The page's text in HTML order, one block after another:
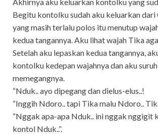
Begitu kontolku sudah aku keluarkan
yang masih terlalu polos itu menutup
kedua tangannya. Aku lihat wajah Tika
Setelah aku lepaskan kedua tangannya,
kontolku kedepan wajahnya dan aku
memegangnya.
“Nduk.. ayo dipegang dan dielus-elus..!
“Inggih Ndoro.. tapi Tika malu Ndoro..
“Nggak apa-apa Nduk.. ini nggak nggigit
kontol Nduk..”.